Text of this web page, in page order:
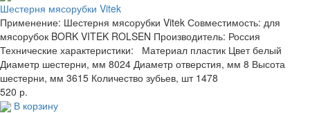
Шестерня мясорубки Vitek
Применение: Шестерня мясорубки Vitek Совместимость: для
мясорубок BORK VITEK ROLSEN Производитель: Россия
Технические характеристики: Материал пластик Цвет белый
Диаметр шестерни, мм 8024 Диаметр отверстия, мм 8 Высота
шестерни, мм 3615 Количество зубьев, шт 1478
520 р.
В корзину